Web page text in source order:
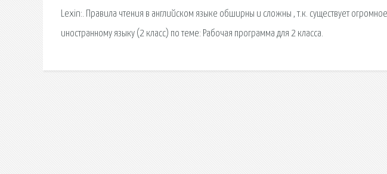
Lexin:. Правила чтения в английском языке обширны и сложны , т.к. существует
иностранному языку (2 класс) по теме: Рабочая программа для 2 класса.